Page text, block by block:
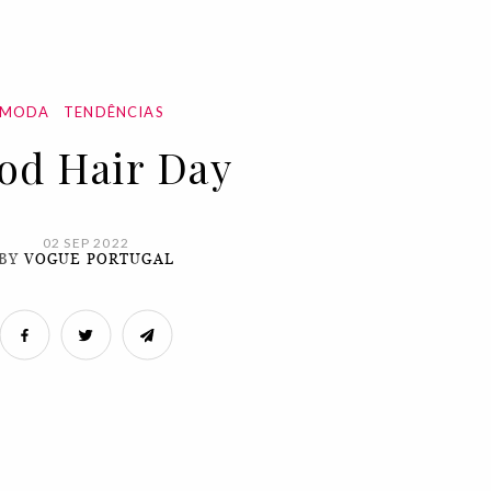
TENDÊNCIAS
Hair Day
02 SEP 2022
VOGUE PORTUGAL